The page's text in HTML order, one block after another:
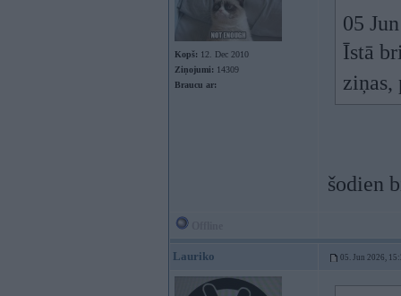
Kopš: 12. Dec 2010
Ziņojumi: 14309
Braucu ar:
05
Īstā
ziņas,
šodien
Lauriko 05. Jun 2026,